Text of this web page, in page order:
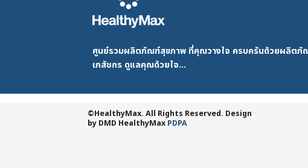
ศูนย์รวมผลิตภัณฑ์สุขภาพ ที่คุณวางใจ ครบครันด้วยผลิตภั
เภสัชกร ดูแลคุณด้วยใจ...
©HealthyMax. All Rights Reserved. Design
by DMD HealthyMax PDPA